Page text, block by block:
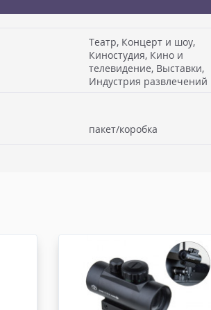
см. Стоимость доставки включаем в товар.
службы СДЭК осуществляем в течении 3-5
ДЕЛОВЫЕ ЛИНИИ осуществляем в течении 3-5
от суммы заказа не менее 50.000 руб,
не более 100х100х80 см. Заявку оформляет
быть приложена доверенность. Документы
Театр, Концерт и шоу,
Киностудия, Кино и
телевидение, Выставки,
Индустрия развлечений
пакет/коробка